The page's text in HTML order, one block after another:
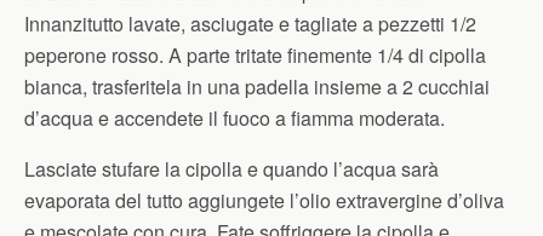
Innanzitutto lavate, asciugate e tagliate a pezzetti 1/2
peperone rosso. A parte tritate finemente 1/4 di cipolla
bianca, trasferitela in una padella insieme a 2 cucchiai
d’acqua e accendete il fuoco a fiamma moderata.
Lasciate stufare la cipolla e quando l’acqua sarà
evaporata del tutto aggiungete l’olio extravergine d’oliva